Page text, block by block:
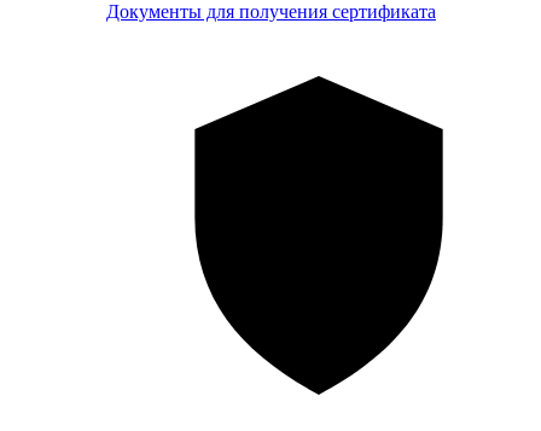
Документы для получения сертификата